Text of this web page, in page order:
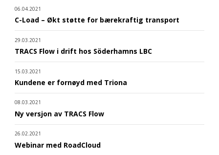
06.04.2021
C-Load – Økt støtte for bærekraftig transport
29.03.2021
TRACS Flow i drift hos Söderhamns LBC
15.03.2021
Kundene er fornøyd med Triona
08.03.2021
Ny versjon av TRACS Flow
26.02.2021
Webinar med RoadCloud